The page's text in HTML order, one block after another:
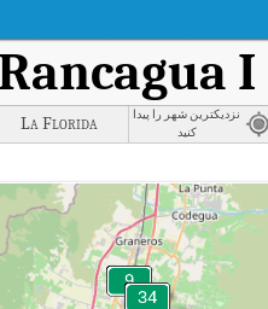
Rancagua I
La Florida
نزدیکترین شهر را پیدا
کنید